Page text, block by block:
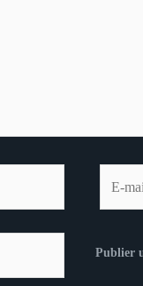
mail*